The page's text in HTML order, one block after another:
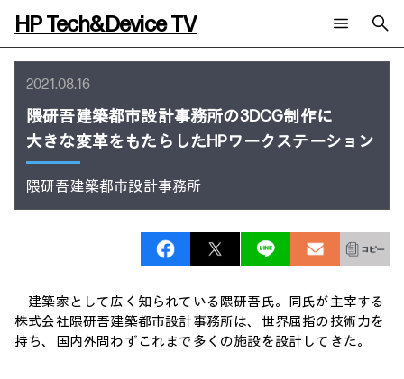
HP Tech&Device TV
全てのコンテンツ
チャンネル
AIの進化と活用事例
製品トレンド & レビュー
ワークステーション
プリンター
タグ
イベントレポート
Poly
WXP（DEXツール）
タグ一覧
イベント・コラム
イベント・セミナー情報
ご相談
メールニュース会員登録
日本HP 公式Webサイト
HP Tech&Device TV 内のコンテンツを検索します。
2021.08.16
隈研吾建築都市設計事務所の3DCG制作に
大きな変革をもたらしたHPワークステーション
隈研吾建築都市設計事務所
建築家として広く知られている隈研吾氏。同氏が主宰する
株式会社隈研吾建築都市設計事務所は、世界屈指の技術力を
持ち、国内外問わずこれまで多くの施設を設計してきた。